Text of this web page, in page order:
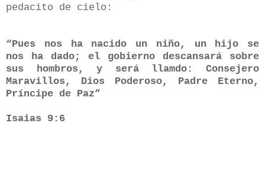
pedacito de cielo:
“Pues nos ha nacido un niño, un hijo se
nos ha dado; el gobierno descansará sobre
sus hombros, y será llamdo: Consejero
Maravillos, Dios Poderoso, Padre Eterno,
Príncipe de Paz”
Isaias 9:6